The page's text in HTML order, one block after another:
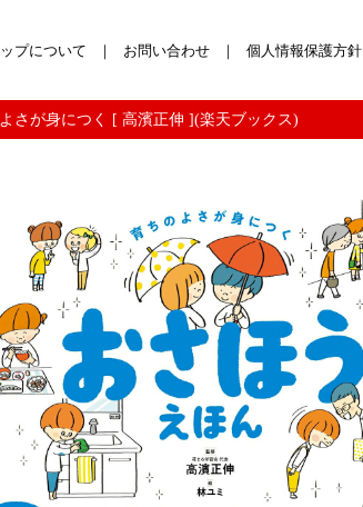
プについて お問い合わせ 個人情報保護方針
さが身につく [ 高濱正伸 ](楽天ブックス)